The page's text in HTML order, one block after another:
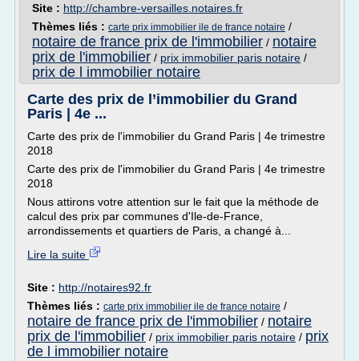
Site : http://chambre-versailles.notaires.fr
Thèmes liés : carte prix immobilier ile de france notaire /
notaire de france prix de l'immobilier / notaire
prix de l'immobilier / prix immobilier paris notaire /
prix de l immobilier notaire
Carte des prix de l’immobilier du Grand
Paris | 4e ...
Carte des prix de l'immobilier du Grand Paris | 4e trimestre
2018
Carte des prix de l'immobilier du Grand Paris | 4e trimestre
2018
Nous attirons votre attention sur le fait que la méthode de
calcul des prix par communes d'Ile-de-France,
arrondissements et quartiers de Paris, a changé à...
Lire la suite
Site : http://notaires92.fr
Thèmes liés : carte prix immobilier ile de france notaire /
notaire de france prix de l'immobilier / notaire
prix de l'immobilier / prix immobilier paris notaire / prix
de l immobilier notaire